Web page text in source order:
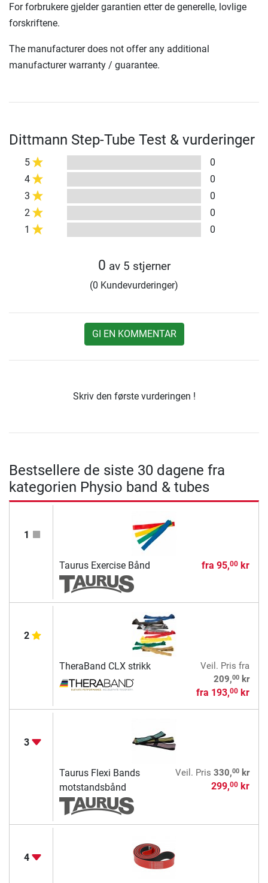
For forbrukere gjelder garantien etter de generelle, lovlige
forskriftene.
The manufacturer does not offer any additional
manufacturer warranty / guarantee.
Dittmann Step-Tube Test & vurderinger
5
0
4
0
3
0
2
0
1
0
0 av 5 stjerner
(0 Kundevurderinger)
GI EN KOMMENTAR
Skriv den første vurderingen !
Bestsellere de siste 30 dagene fra
kategorien Physio band & tubes
1
Taurus Exercise Bånd fra 95,00kr
2
TheraBand CLX strikk Veil. Pris fra
209,00kr
fra 193,00kr
3
Taurus Flexi Bands
motstandsbånd
Veil. Pris 330,00kr
299,00kr
4